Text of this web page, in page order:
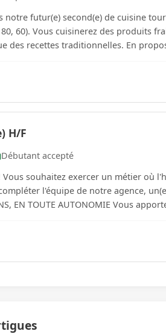
futur(e) second(e) de cuisine
60). Vous cuisinerez des produits
des recettes traditionnelles. En
H/F
Débutant accepté
l'équipe de notre agence,
intervenant sur le secteur de . VOS